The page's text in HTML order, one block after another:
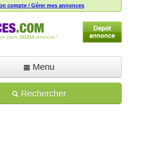
compte / Gérer mes annonces
parmi 101314 annonces !
Menu
Déposer une annonce
Rechercher